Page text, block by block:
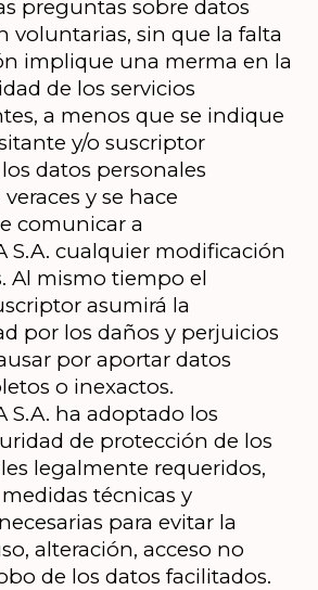
preguntas sobre datos
voluntarias, sin que la falta
implique una merma en la
de los servicios
a menos que se indique
y/o suscriptor
datos personales
y se hace
comunicar a
S.A. cualquier modificación
Al mismo tiempo el
asumirá la
por los daños y perjuicios
por aportar datos
o inexactos.
S.A. ha adoptado los
de protección de los
legalmente requeridos,
técnicas y
para evitar la
alteración, acceso no
de los datos facilitados.